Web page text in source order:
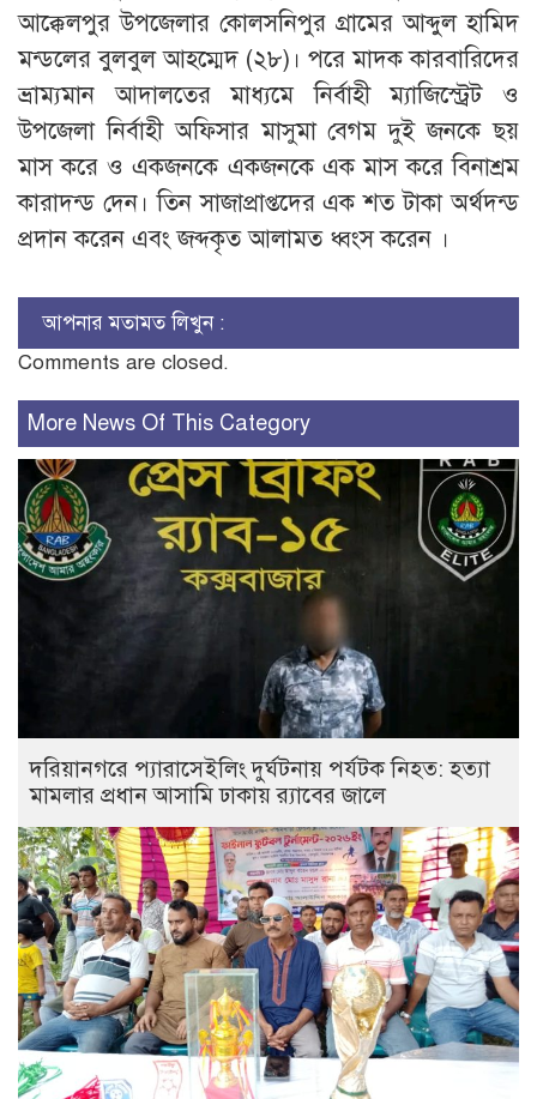
আক্কেলপুর উপজেলার কোলসনিপুর গ্রামের আব্দুল হামিদ
মন্ডলের বুলবুল আহম্মেদ (২৮)। পরে মাদক কারবারিদের
ভ্রাম্যমান আদালতের মাধ্যমে নির্বাহী ম্যাজিস্ট্রেট ও
উপজেলা নির্বাহী অফিসার মাসুমা বেগম দুই জনকে ছয়
মাস করে ও একজনকে একজনকে এক মাস করে বিনাশ্রম
কারাদন্ড দেন। তিন সাজাপ্রাপ্তদের এক শত টাকা অর্থদন্ড
প্রদান করেন এবং জব্দকৃত আলামত ধ্বংস করেন ।
আপনার মতামত লিখুন :
Comments are closed.
More News Of This Category
দরিয়ানগরে প্যারাসেইলিং দুর্ঘটনায় পর্যটক নিহত: হত্যা
মামলার প্রধান আসামি ঢাকায় র‌্যাবের জালে